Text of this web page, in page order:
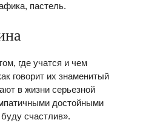
пастель.
где учатся и чем
говорит их знаменитый
в жизни серьезной
достойными
счастлив».